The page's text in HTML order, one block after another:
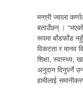
मन्त्री ज्वाला
बताउँछन् ।
रूपमा बाँडफाँड
विकटता र मानव
शिक्षा, स्वास्थ्य,
अनुदान दिनुपर्ने
हामीलाई